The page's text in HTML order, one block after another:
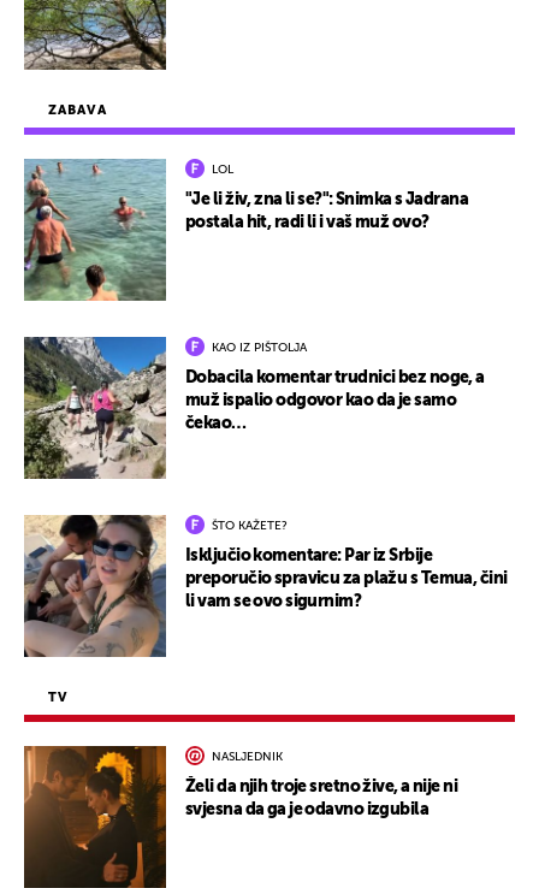
ZABAVA
LOL
"Je li živ, zna li se?": Snimka s Jadrana
postala hit, radi li i vaš muž ovo?
KAO IZ PIŠTOLJA
Dobacila komentar trudnici bez noge, a
muž ispalio odgovor kao da je samo
čekao…
ŠTO KAŽETE?
Isključio komentare: Par iz Srbije
preporučio spravicu za plažu s Temua, čini
li vam se ovo sigurnim?
TV
NASLJEDNIK
Želi da njih troje sretno žive, a nije ni
svjesna da ga je odavno izgubila